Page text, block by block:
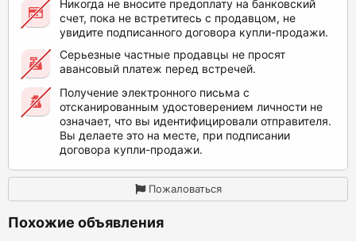
Никогда не вносите предоплату на банковский
счет, пока не встретитесь с продавцом, не
увидите подписанного договора купли-продажи.
Серьезные частные продавцы не просят
авансовый платеж перед встречей.
Получение электронного письма с
отсканированным удостоверением личности не
означает, что вы идентифицировали отправителя.
Вы делаете это на месте, при подписании
договора купли-продажи.
Пожаловаться
Похожие объявления